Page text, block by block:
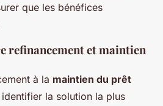
que les bénéfices
refinancement et maintien
à la maintien du prêt
la solution la plus